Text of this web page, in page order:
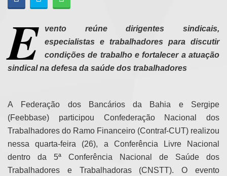
E
vento reúne dirigentes sindicais,
especialistas e trabalhadores para discutir
condições de trabalho e fortalecer a atuação
sindical na defesa da saúde dos trabalhadores
A Federação dos Bancários da Bahia e Sergipe
(Feebbase) participou Confederação Nacional dos
Trabalhadores do Ramo Financeiro (Contraf-CUT) realizou
nessa quarta-feira (26), a Conferência Livre Nacional
dentro da 5ª Conferência Nacional de Saúde dos
Trabalhadores e Trabalhadoras (CNSTT). O evento